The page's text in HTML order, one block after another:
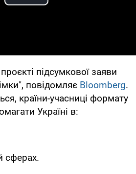
Play Video
підсумкової заяви
повідомляє Bloomberg.
країни-учасниці формату
Україні в:
сферах.